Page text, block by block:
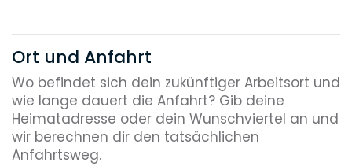
Ort und Anfahrt
Wo befindet sich dein zukünftiger Arbeitsort und
wie lange dauert die Anfahrt? Gib deine
Heimatadresse oder dein Wunschviertel an und
wir berechnen dir den tatsächlichen
Anfahrtsweg.